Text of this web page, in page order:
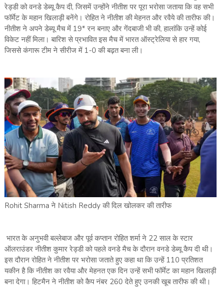
रेड्डी को वनडे डेब्यू कैप दी, जिसमें उन्होंने नीतीश पर पूरा भरोसा जताया कि वह सभी
फॉर्मेट के महान खिलाड़ी बनेंगे। रोहित ने नीतीश की मेहनत और रवैये की तारीफ की।
नीतीश ने अपने डेब्यू मैच में 19* रन बनाए और गेंदबाजी भी की, हालांकि उन्हें कोई
विकेट नहीं मिला। बारिश से प्रभावित इस मैच में भारत ऑस्ट्रेलिया से हार गया,
जिससे कंगारू टीम ने सीरीज में 1-0 की बढ़त बना ली।
Rohit Sharma ने Nitish Reddy की दिल खोलकर की तारीफ
भारत के अनुभवी बल्लेबाज और पूर्व कप्तान रोहित शर्मा ने 22 साल के स्टार
ऑलराउंडर नीतीश कुमार रेड्डी को पहले वनडे मैच के दौरान वनडे डेब्यू कैप दी थी।
इस दौरान रोहित ने नीतीश पर भरोसा जताते हुए कहा था कि उन्हें 110 प्रतिशत
यकीन है कि नीतीश का रवैया और मेहनत एक दिन उन्हें सभी फॉर्मेट का महान खिलाड़ी
बना देगा। हिटमैन ने नीतीश को कैप नंबर 260 देते हुए उनकी खूब तारीफ की थी।